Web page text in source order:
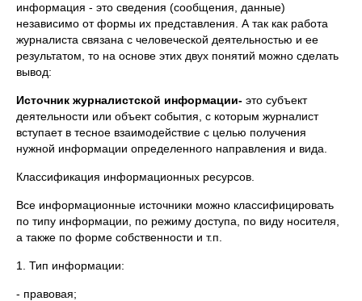
информация - это сведения (сообщения, данные)
независимо от формы их представления. А так как работа
журналиста связана с человеческой деятельностью и ее
результатом, то на основе этих двух понятий можно сделать
вывод:
Источник журналистской информации- это субъект
деятельности или объект события, с которым журналист
вступает в тесное взаимодействие с целью получения
нужной информации определенного направления и вида.
Классификация информационных ресурсов.
Все информационные источники можно классифицировать
по типу информации, по режиму доступа, по виду носителя,
а также по форме собственности и т.п.
1. Тип информации:
- правовая;